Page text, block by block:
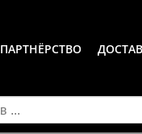
ПАРТНЁРСТВО